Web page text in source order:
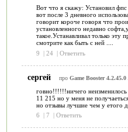
Вот что я скажу: Установил
вот после 3 дневного
говорит короче говоря что
установленного недавно
такое.Устанавливал только
смотрите как быть с ней ....
9
| 24 | Ответить
сергей про Game Booster 4.2.45.0
говно!!!!!!ничего неизменилось
11 215 но у меня не
но отзывы лучшие чем у етого
6
| 7 | Ответить